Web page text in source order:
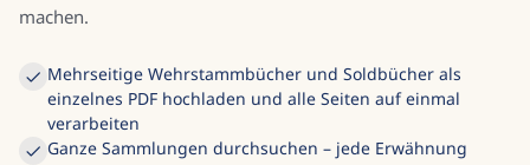
machen.
Mehrseitige Wehrstammbücher und Soldbücher als
einzelnes PDF hochladen und alle Seiten auf einmal
verarbeiten
Ganze Sammlungen durchsuchen – jede Erwähnung